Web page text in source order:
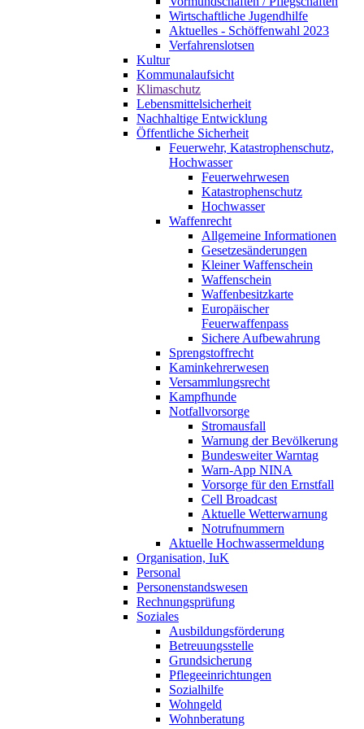
Wirtschaftliche Jugendhilfe
Aktuelles - Schöffenwahl 2023
Verfahrenslotsen
Kultur
Kommunalaufsicht
Klimaschutz
Lebensmittelsicherheit
Nachhaltige Entwicklung
Öffentliche Sicherheit
Feuerwehr, Katastrophenschutz,
Hochwasser
Feuerwehrwesen
Katastrophenschutz
Hochwasser
Waffenrecht
Allgemeine Informationen
Gesetzesänderungen
Kleiner Waffenschein
Waffenschein
Waffenbesitzkarte
Europäischer
Feuerwaffenpass
Sichere Aufbewahrung
Sprengstoffrecht
Kaminkehrerwesen
Versammlungsrecht
Kampfhunde
Notfallvorsorge
Stromausfall
Warnung der Bevölkerung
Bundesweiter Warntag
Warn-App NINA
Vorsorge für den Ernstfall
Cell Broadcast
Aktuelle Wetterwarnung
Notrufnummern
Aktuelle Hochwassermeldung
Organisation, IuK
Personal
Personenstandswesen
Rechnungsprüfung
Soziales
Ausbildungsförderung
Betreuungsstelle
Grundsicherung
Pflegeeinrichtungen
Sozialhilfe
Wohngeld
Wohnberatung